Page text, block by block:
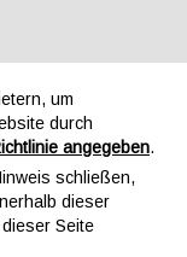
um
durch
angegeben.
schließen,
dieser
Seite